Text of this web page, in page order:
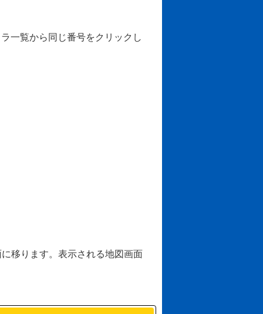
一覧から同じ番号をクリックし
移ります。表示される地図画面